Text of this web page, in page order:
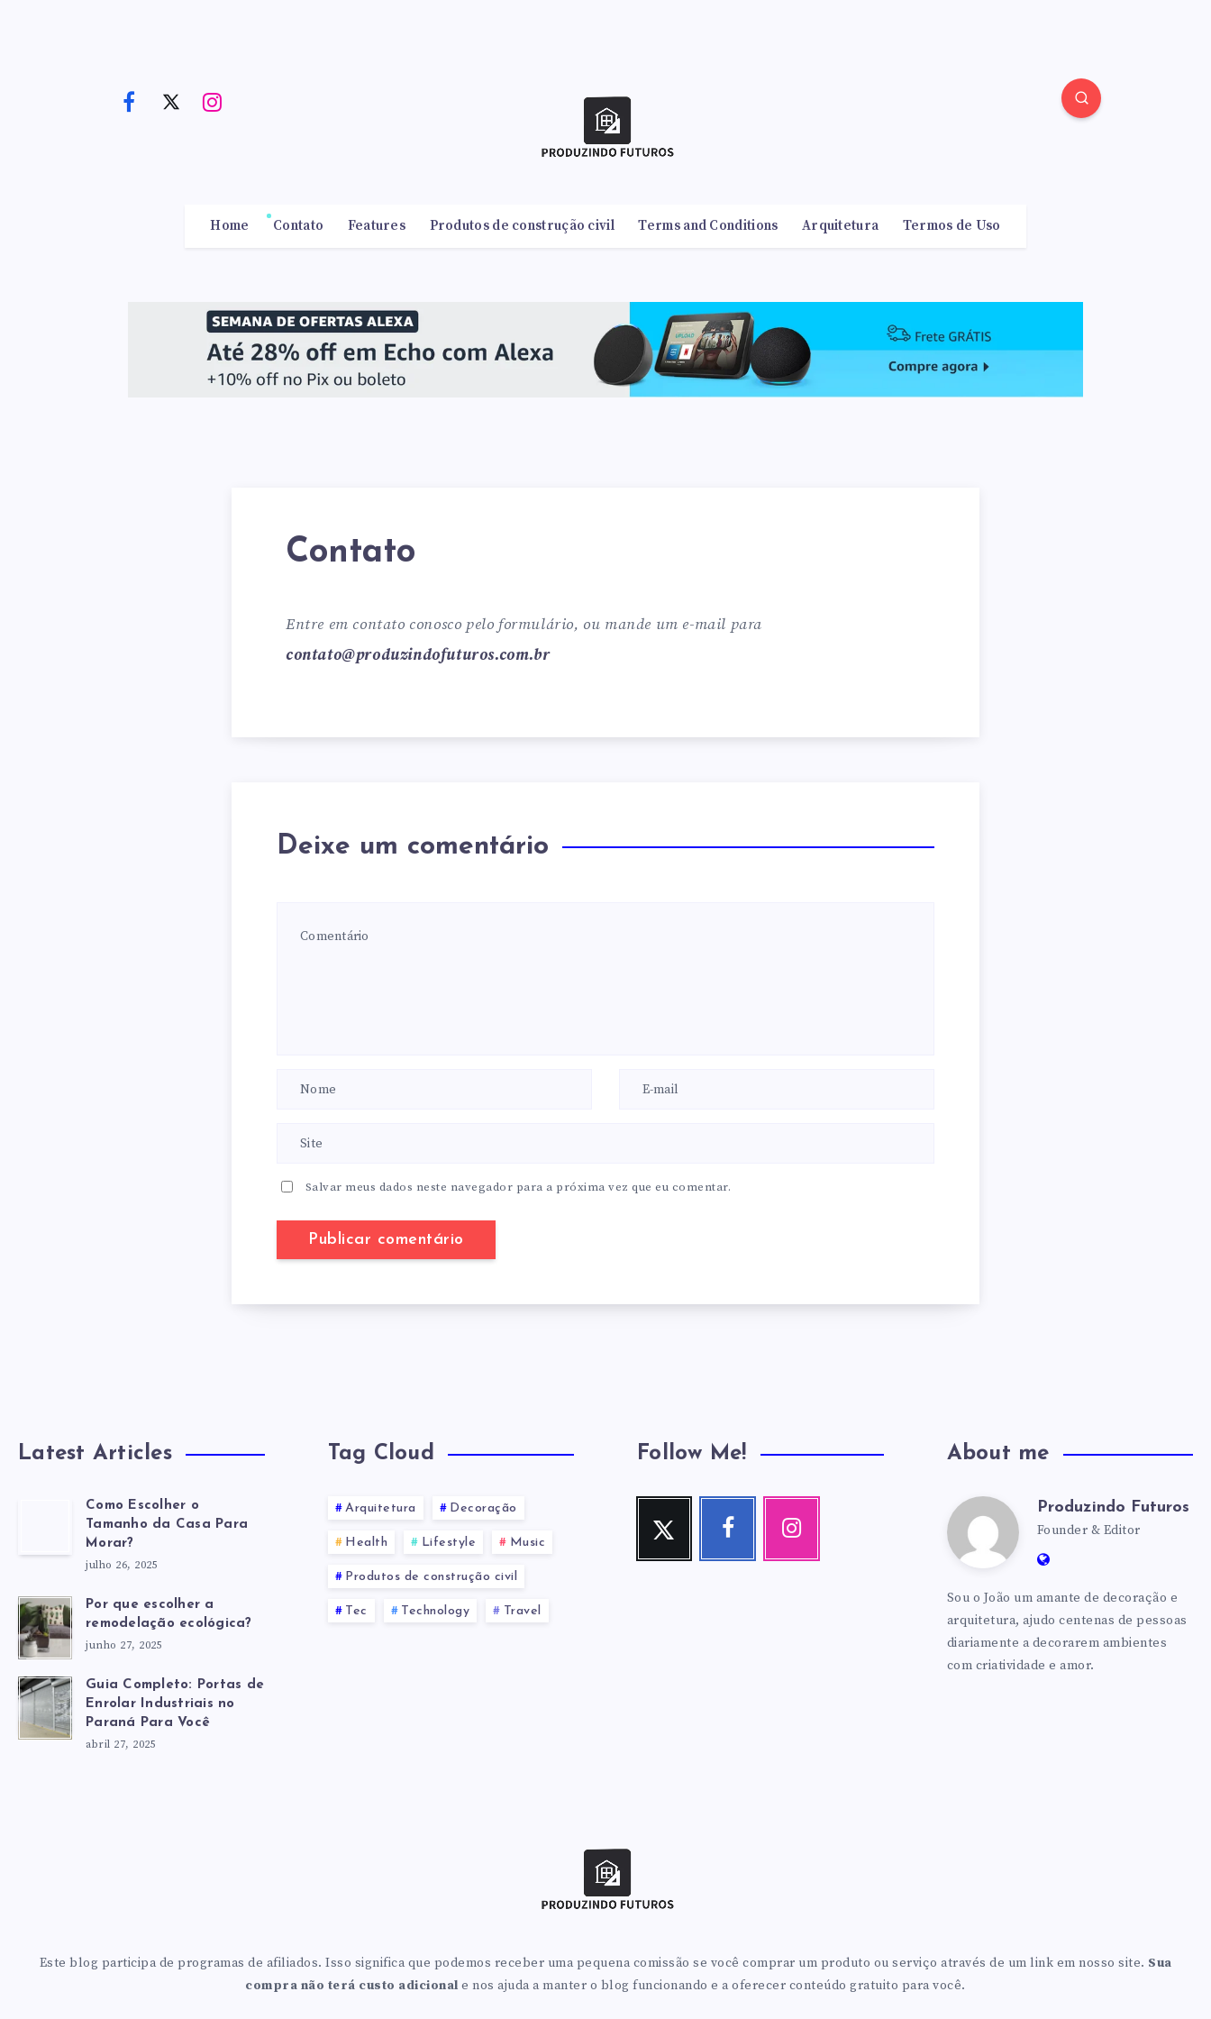
Home Contato Features Produtos de construção civil Terms and Conditions Arquitetura Termos de Uso
Contato
Entre em contato conosco pelo formulário, ou mande um e-mail para
contato@produzindofuturos.com.br
Deixe um comentário
Salvar meus dados neste navegador para a próxima vez que eu comentar.
Latest Articles
Como Escolher o
Tamanho da Casa Para
Morar?
julho 26, 2025
Por que escolher a
remodelação ecológica?
junho 27, 2025
Guia Completo: Portas de
Enrolar Industriais no
Paraná Para Você
abril 27, 2025
Tag Cloud
Arquitetura Decoração
Health Lifestyle Music
Produtos de construção civil
Tec Technology Travel
Follow Me!
Twitter FacebookInstagram
Nossas
About me
Produzindo
Futuros
Produzindo Futuros
Founder & Editor
Website:
Sou o João um amante de decoração e
arquitetura, ajudo centenas de pessoas
diariamente a decorarem ambientes
com criatividade e amor.
Este blog participa de programas de afiliados. Isso significa que podemos receber uma pequena comissão se você comprar um produto ou serviço através de um link em nosso site. Sua
compra não terá custo adicional e nos ajuda a manter o blog funcionando e a oferecer conteúdo gratuito para você.